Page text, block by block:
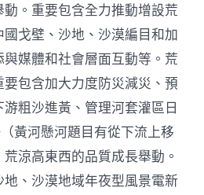
。重要包含全力推動增設荒
戈壁、沙地、沙漠編目和加
媒體和社會層面互動等。荒
包含加大力度防災減災、預
粗沙進黃、管理河套灌區日
黃河懸河題目有從下流上移
涼高東西的品質成長舉動。
、沙漠地域年夜型風景電新